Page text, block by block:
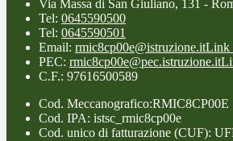
Via Massa di San Giuliano, 131 -
Tel: 0645590500
Tel: 0645590501
Email: rmic8cp00e@istruzione.itLink
PEC: rmic8cp00e@pec.istruzione.it
C.F.: 97616500589
Cod. Meccanografico:RMIC8CP00E
Cod. IPA: istsc_rmic8cp00e
Cod. unico di fatturazione (CUF):